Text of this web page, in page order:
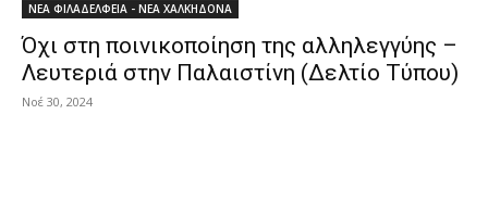
ΝΕΑ ΦΙΛΑΔΕΛΦΕΙΑ - ΝΕΑ ΧΑΛΚΗΔΟΝΑ
Όχι στη ποινικοποίηση της αλληλεγγύης –
Λευτεριά στην Παλαιστίνη (Δελτίο Τύπου)
Νοέ 30, 2024